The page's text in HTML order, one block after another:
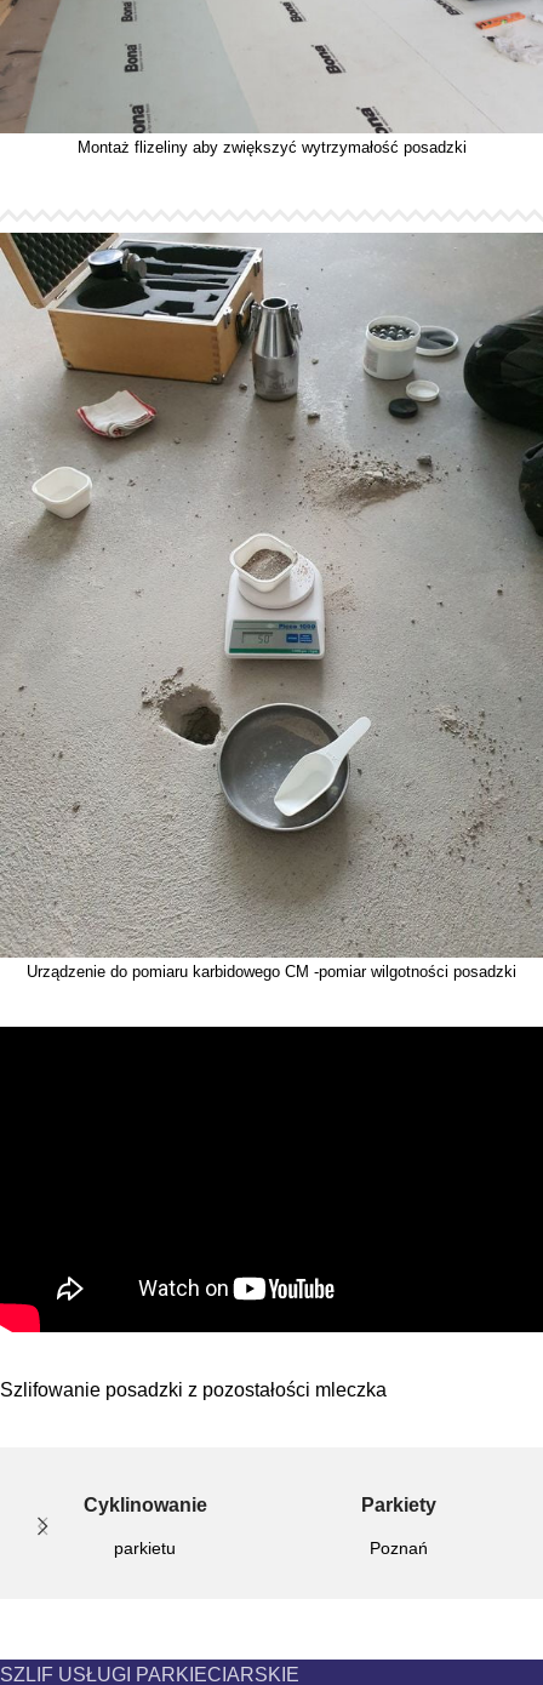
Montaż flizeliny aby zwiększyć wytrzymałość posadzki
Urządzenie do pomiaru karbidowego CM -pomiar wilgotności posadzki
Szlifowanie posadzki z pozostałości mleczka
Cyklinowanie
parkietu
Parkiety
Poznań
SZLIF USŁUGI PARKIECIARSKIE